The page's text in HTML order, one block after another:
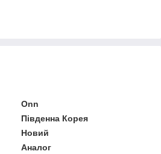
Onn
Південна Корея
Новий
Аналог